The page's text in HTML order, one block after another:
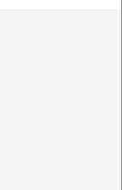
de Vila de Punhe